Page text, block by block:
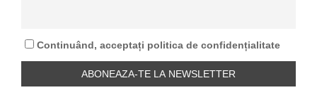
H
Continuând, acceptați politica de confidențialitate